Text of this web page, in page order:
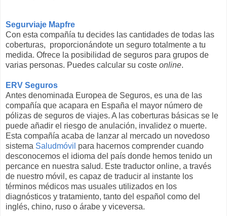
Segurviaje Mapfre
Con esta compañía tu decides las cantidades de todas las
coberturas, proporcionándote un seguro totalmente a tu
medida. Ofrece la posibilidad de seguros para grupos de
varias personas. Puedes calcular su coste online.
ERV Seguros
Antes denominada Europea de Seguros, es una de las
compañía que acapara en España el mayor número de
pólizas de seguros de viajes. A las coberturas básicas se le
puede añadir el riesgo de anulación, invalidez o muerte.
Esta compañía acaba de lanzar al mercado un novedoso
sistema Saludmóvil para hacernos comprender cuando
desconocemos el idioma del país donde hemos tenido un
percance en nuestra salud. Este traductor online, a través
de nuestro móvil, es capaz de traducir al instante los
términos médicos mas usuales utilizados en los
diagnósticos y tratamiento, tanto del español como del
inglés, chino, ruso o árabe y viceversa.